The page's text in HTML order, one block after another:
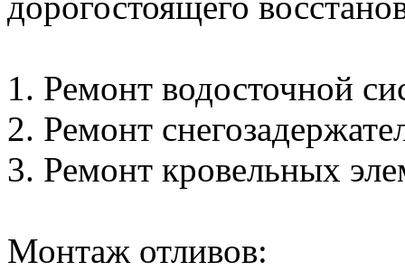
1. Ремонт водосточной
2. Ремонт
3. Ремонт кровельных
Монтаж отливов: